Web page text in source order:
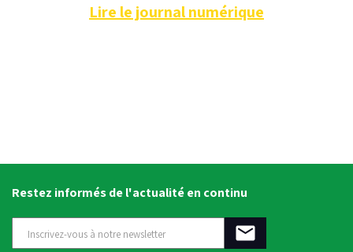
Lire le journal numérique
Restez informés de l'actualité en continu